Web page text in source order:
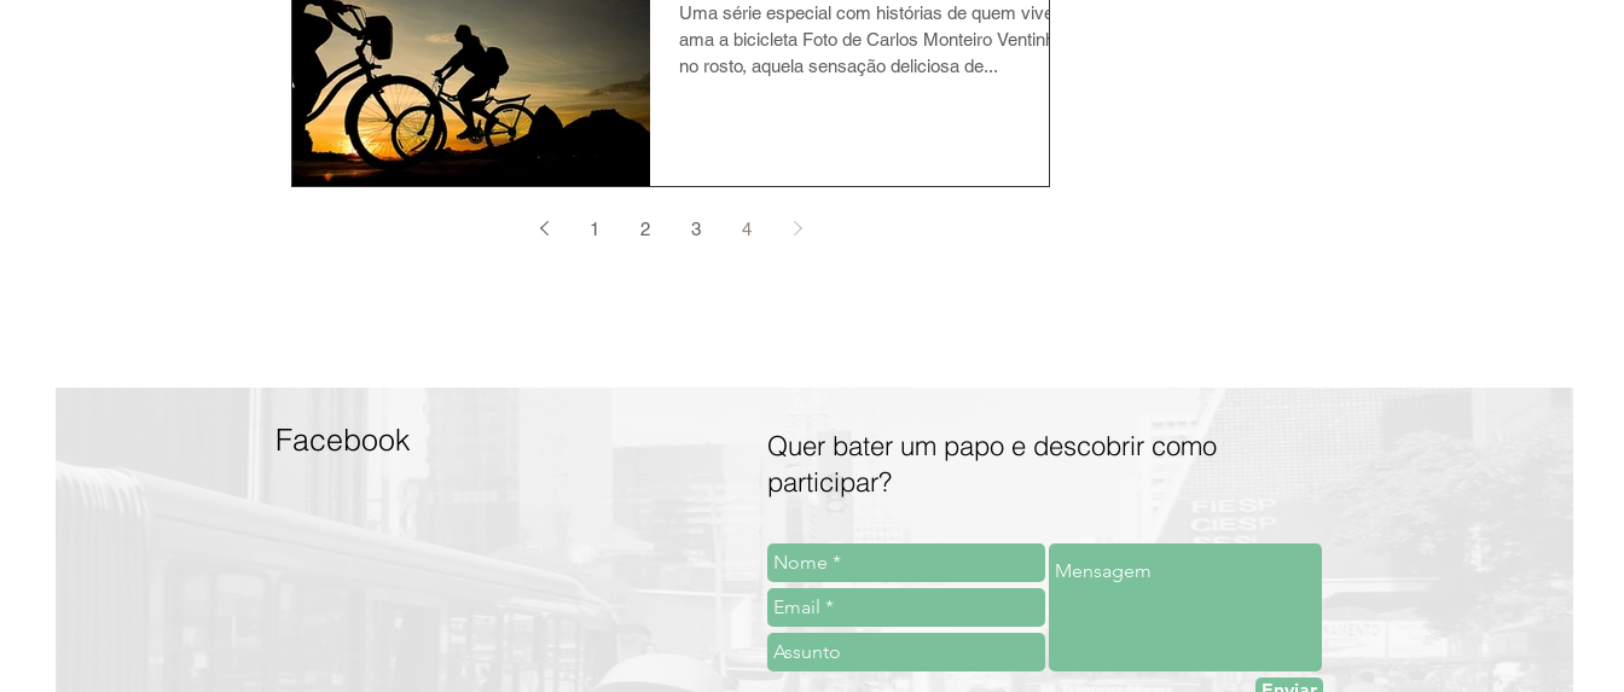
Uma série especial com histórias de quem vive e
ama a bicicleta Foto de Carlos Monteiro Ventinho
no rosto, aquela sensação deliciosa de...
1 2 3 4
Facebook
Quer bater um papo e descobrir como
participar?